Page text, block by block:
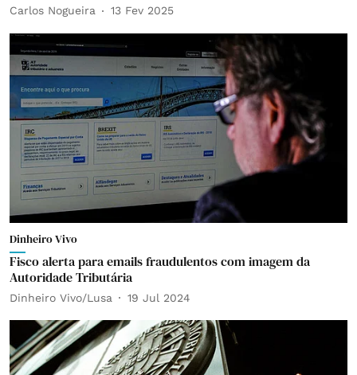
Carlos Nogueira 13 Fev 2025
Dinheiro Vivo
Fisco alerta para emails fraudulentos com imagem da
Autoridade Tributária
Dinheiro Vivo/Lusa 19 Jul 2024